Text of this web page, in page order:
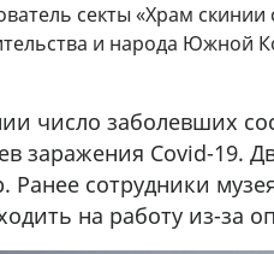
секты «Храм
и народа Южной
число заболевших
заражения Covid-19.
Ранее сотрудники
на работу из-за